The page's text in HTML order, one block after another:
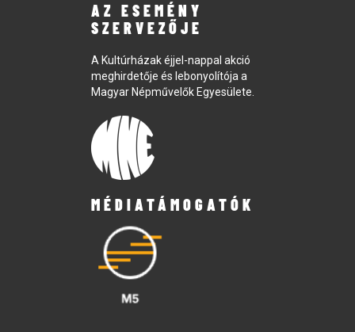
AZ ESEMÉNY
SZERVEZŐJE
A Kultúrházak éjjel-nappal akció
meghirdetője és lebonyolítója a
Magyar Népművelők Egyesülete.
MÉDIATÁMOGATÓK